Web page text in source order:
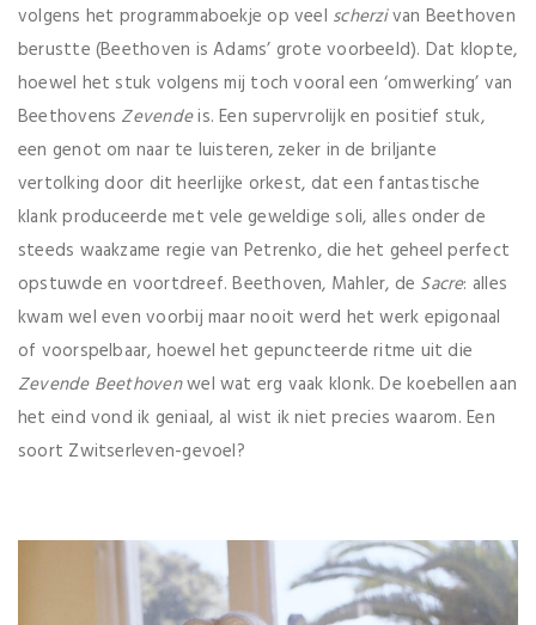
volgens het programmaboekje op veel scherzivan Beethoven
berustte (Beethoven is Adams’ grote voorbeeld). Dat klopte,
hoewel het stuk volgens mij toch vooral een ‘omwerking’ van
Beethovens Zevendeis. Een supervrolijk en positief stuk,
een genot om naar te luisteren, zeker in de briljante
vertolking door dit heerlijke orkest, dat een fantastische
klank produceerde met vele geweldige soli, alles onder de
steeds waakzame regie van Petrenko, die het geheel perfect
opstuwde en voortdreef. Beethoven, Mahler, de Sacre: alles
kwam wel even voorbij maar nooit werd het werk epigonaal
of voorspelbaar, hoewel het gepuncteerde ritme uit die
Zevende Beethovenwel wat erg vaak klonk. De koebellen aan
het eind vond ik geniaal, al wist ik niet precies waarom. Een
soort Zwitserleven-gevoel?